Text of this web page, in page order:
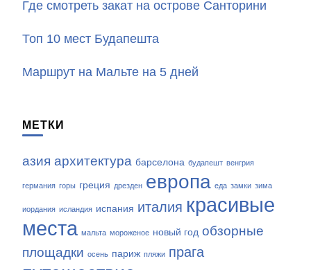
Где смотреть закат на острове Санторини
Топ 10 мест Будапешта
Маршрут на Мальте на 5 дней
МЕТКИ
азия архитектура барселона будапешт венгрия
германия горы греция дрезден европа еда замки зима
иордания исландия испания италия красивые
места мальта мороженое новый год обзорные
площадки осень париж пляжи прага